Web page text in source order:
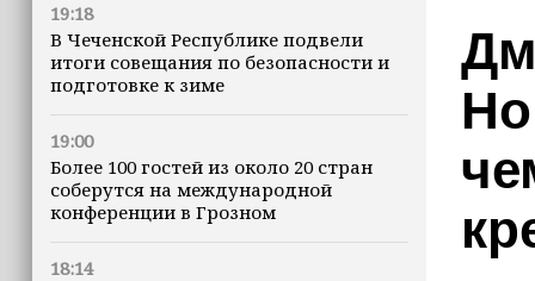
19:18
В Чеченской Республике подвели
итоги совещания по безопасности и
подготовке к зиме
19:00
Более 100 гостей из около 20 стран
соберутся на международной
конференции в Грозном
18:14